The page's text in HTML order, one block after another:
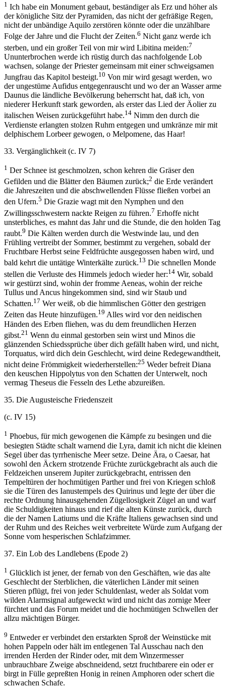
1 Ich habe ein Monument gebaut, beständiger als Erz und höher als
der königliche Sitz der Pyramiden, das nicht der gefräßige Regen,
nicht der unbändige Aquilo zerstören könnte oder die unzählbare
Folge der Jahre und die Flucht der Zeiten.6 Nicht ganz werde ich
sterben, und ein großer Teil von mir wird Libitina meiden:7
Ununterbrochen werde ich rüstig durch das nachfolgende Lob
wachsen, solange der Priester gemeinsam mit einer schweigsamen
Jungfrau das Kapitol besteigt.10 Von mir wird gesagt werden, wo
der ungestüme Aufidus entgegenrauscht und wo der an Wasser arme
Daunus die ländliche Bevölkerung beherrscht hat, daß ich, von
niederer Herkunft stark geworden, als erster das Lied der Äolier zu
italischen Weisen zurückgeführt habe.14 Nimm den durch die
Verdienste erlangten stolzen Ruhm entgegen und umkränze mir mit
delphischem Lorbeer gewogen, o Melpomene, das Haar!
33. Vergänglichkeit (c. IV 7)
1 Der Schnee ist geschmolzen, schon kehren die Gräser den
Gefilden und die Blätter den Bäumen zurück;2 die Erde verändert
die Jahreszeiten und die abschwellenden Flüsse fließen vorbei an
den Ufern.5 Die Grazie wagt mit den Nymphen und den
Zwillingsschwestern nackte Reigen zu führen.7 Erhoffe nicht
unsterbliches, es mahnt das Jahr und die Stunde, die den holden Tag
raubt.9 Die Kälten werden durch die Westwinde lau, und den
Frühling vertreibt der Sommer, bestimmt zu vergehen, sobald der
Fruchtbare Herbst seine Feldfrüchte ausgegossen haben wird, und
bald kehrt die untätige Winterkälte zurück.13 Die schnellen Monde
stellen die Verluste des Himmels jedoch wieder her:14 Wir, sobald
wir gestürzt sind, wohin der fromme Aeneas, wohin der reiche
Tullus und Ancus hingekommen sind, sind wir Staub und
Schatten.17 Wer weiß, ob die himmlischen Götter den gestrigen
Zeiten das Heute hinzufügen.19 Alles wird vor den neidischen
Händen des Erben fliehen, was du dem freundlichen Herzen
gibst.21 Wenn du einmal gestorben sein wirst und Minos die
glänzenden Schiedssprüche über dich gefällt haben wird, und nicht,
Torquatus, wird dich dein Geschlecht, wird deine Redegewandtheit,
nicht deine Frömmigkeit wiederherstellen:25 Weder befreit Diana
den keuschen Hippolytus von den Schatten der Unterwelt, noch
vermag Theseus die Fesseln des Lethe abzureißen.
35. Die Augusteische Friedenszeit
(c. IV 15)
1 Phoebus, für mich gewogenen die Kämpfe zu besingen und die
besiegten Städte schalt warnend die Lyra, damit ich nicht die kleinen
Segel über das tyrrhenische Meer setze. Deine Ära, o Caesar, hat
sowohl den Äckern strotzende Früchte zurückgebracht als auch die
Feldzeichen unserem Jupiter zurückgebracht, entrissen den
Tempeltüren der hochmütigen Parther und frei von Kriegen schloß
sie die Türen des Ianustempels des Quirinus und legte der über die
rechte Ordnung hinausgehenden Zügellosigkeit Zügel an und warf
die Schuldigkeiten hinaus und rief die alten Künste zurück, durch
die der Namen Latiums und die Kräfte Italiens gewachsen sind und
der Ruhm und des Reiches weit verbreitete Würde zum Aufgang der
Sonne vom hesperischen Schlafzimmer.
37. Ein Lob des Landlebens (Epode 2)
1 Glücklich ist jener, der fernab von den Geschäften, wie das alte
Geschlecht der Sterblichen, die väterlichen Länder mit seinen
Stieren pflügt, frei von jeder Schuldenlast, weder als Soldat vom
wilden Alarmsignal aufgeweckt wird und nicht das zornige Meer
fürchtet und das Forum meidet und die hochmütigen Schwellen der
allzu mächtigen Bürger.
9 Entweder er verbindet den erstarkten Sproß der Weinstücke mit
hohen Pappeln oder hält im entlegenen Tal Ausschau nach den
irrenden Herden der Rinder oder, mit dem Winzermesser
unbrauchbare Zweige abschneidend, setzt fruchtbarere ein oder er
birgt in Fülle gepreßten Honig in reinen Amphoren oder schert die
schwachen Schafe.